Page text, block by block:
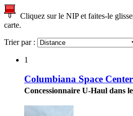
Cliquez sur le NIP et faites-le
carte.
Trier par :
1
Columbiana Space Center
Concessionnaire U-Haul dans